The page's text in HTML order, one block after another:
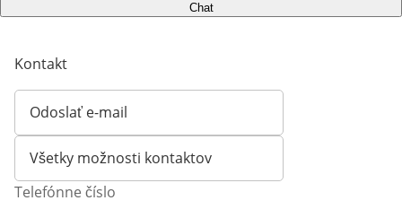
Chat
Kontakt
Odoslať e-mail
Otvorí e-mailového klienta
Všetky možnosti kontaktov
Telefónne číslo